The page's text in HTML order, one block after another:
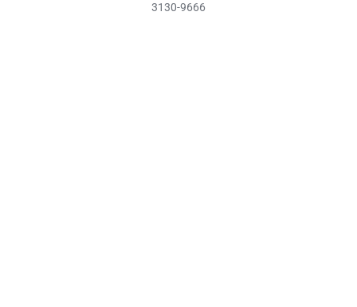
3130-9666